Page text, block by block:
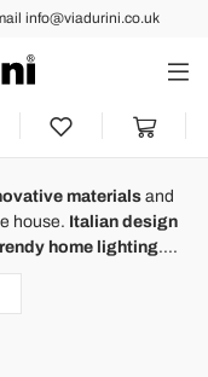
info@viadurini.co.uk
Lights -
Original
materialsand
house. Italian design
home lighting....